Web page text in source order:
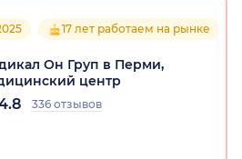
17 лет работаем на рынке
Он Груп в Перми,
центр
336 отзывов